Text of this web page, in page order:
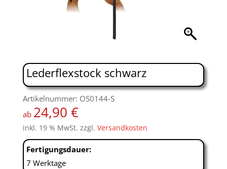
Lederflexstock schwarz
Artikelnummer: OS0144-S
ab 24,90 €
inkl. 19 % MwSt. zzgl. Versandkosten
Fertigungsdauer:
7 Werktage